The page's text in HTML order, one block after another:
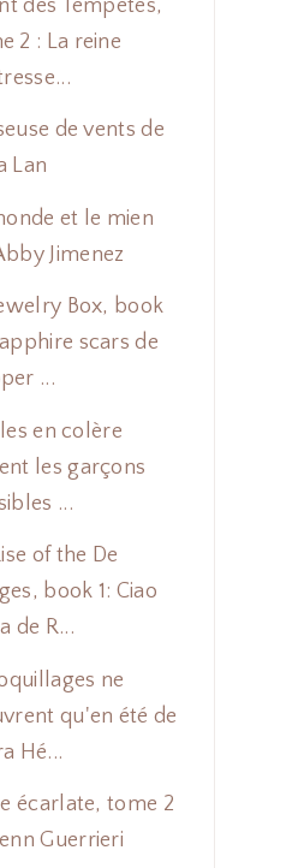
des Tempêtes,
2 : La reine
de vents de
Lan
et le mien
Jimenez
Box, book
scars de
...
en colère
les garçons
...
of the De
book 1: Ciao
de R...
ne
qu'en été de
Hé...
écarlate, tome 2
Guerrieri